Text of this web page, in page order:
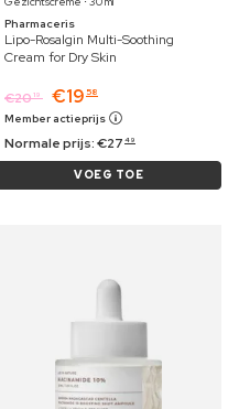
Pharmaceris
Lipo-Rosalgin Multi-Soothing
Cream for Dry Skin
€2019 €19 58
Member actieprijs
Normale prijs:€27 49
VOEG TOE